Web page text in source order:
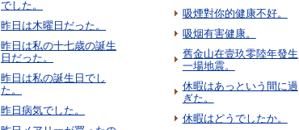
でした。
昨日は木曜日だった。
昨日は私の十七歳の誕生
日だった。
昨日は私の誕生日でし
た。
昨日病気でした。
吸煙對你的健康不好。
吸烟有害健康。
舊金山在壹玖零陸年發生
一場地震。
休暇はあっという間に過
ぎた。
休暇はどうでしたか。